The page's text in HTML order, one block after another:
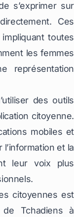
s’exprimer sur
Ces
toutes
les femmes
représentation
des outils
citoyenne.
mobiles et
et la
leur voix plus
citoyennes est
Tchadiens à